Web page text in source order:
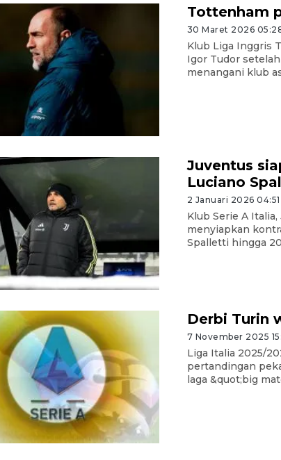
Tottenham
30 Maret 2026
Klub Liga Inggris
Igor Tudor
menangani klub
Juventus
Luciano
2 Januari 2026 04:51
Klub Serie A
menyiapkan
Spalletti hingga
Derbi Turin
7 November 2025
Liga Italia 2025/
pertandingan
laga &quot;big